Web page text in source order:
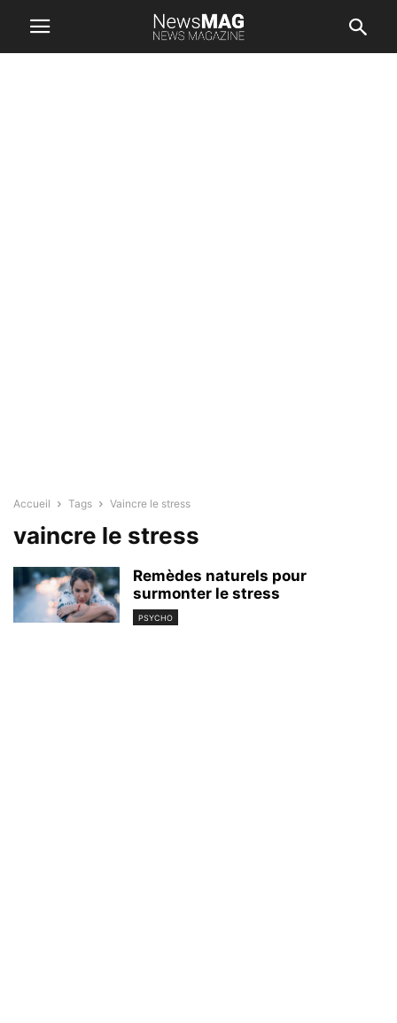
Accueil Tags Vaincre le stress
vaincre le stress
Remèdes naturels pour
surmonter le stress
PSYCHO